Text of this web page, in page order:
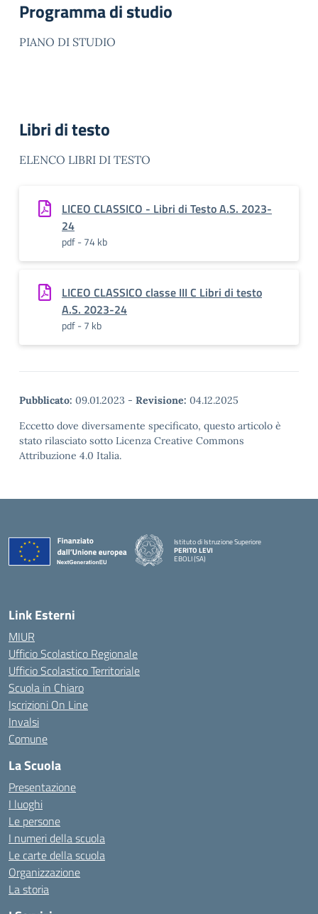
Programma di studio
PIANO DI STUDIO
Libri di testo
ELENCO LIBRI DI TESTO
LICEO CLASSICO - Libri di Testo A.S. 2023-
24
pdf - 74 kb
LICEO CLASSICO classe III C Libri di testo
A.S. 2023-24
pdf - 7 kb
Pubblicato: 09.01.2023 - Revisione: 04.12.2025
Eccetto dove diversamente specificato, questo articolo è
stato rilasciato sotto Licenza Creative Commons
Attribuzione 4.0 Italia.
Istituto di Istruzione Superiore
PERITO LEVI
EBOLI (SA)
Link Esterni
MIUR
Ufficio Scolastico Regionale
Ufficio Scolastico Territoriale
Scuola in Chiaro
Iscrizioni On Line
Invalsi
Comune
La Scuola
Presentazione
I luoghi
Le persone
I numeri della scuola
Le carte della scuola
Organizzazione
La storia